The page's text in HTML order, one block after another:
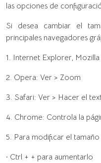
las opciones de
Si desea cambiar el
principales navegadores
1. Internet Explorer,
2. Opera: Ver > Zoom
3. Safari: Ver > Hacer el
4. Chrome: Controla la
5. Para modificar el
· Ctrl + + para aumentarlo